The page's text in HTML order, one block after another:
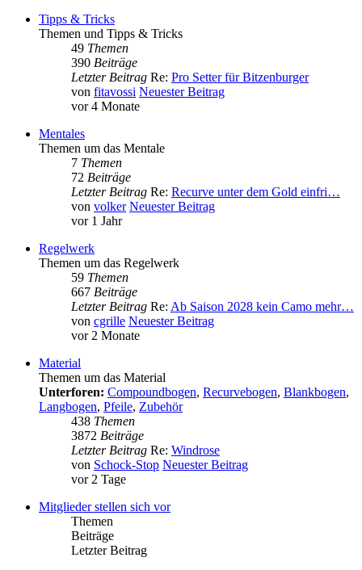
Tipps & Tricks
Themen und Tipps & Tricks
49 Themen
390 Beiträge
Letzter Beitrag Re: Pro Setter für Bitzenburger
von fitavossi Neuester Beitrag
vor 4 Monate
Mentales
Themen um das Mentale
7 Themen
72 Beiträge
Letzter Beitrag Re: Recurve unter dem Gold einfri…
von volker Neuester Beitrag
vor 1 Jahr
Regelwerk
Themen um das Regelwerk
59 Themen
667 Beiträge
Letzter Beitrag Re: Ab Saison 2028 kein Camo mehr…
von cgrille Neuester Beitrag
vor 2 Monate
Material
Themen um das Material
Unterforen: Compoundbogen, Recurvebogen, Blankbogen,
Langbogen, Pfeile, Zubehör
438 Themen
3872 Beiträge
Letzter Beitrag Re: Windrose
von Schock-Stop Neuester Beitrag
vor 2 Tage
Mitglieder stellen sich vor
Themen
Beiträge
Letzter Beitrag